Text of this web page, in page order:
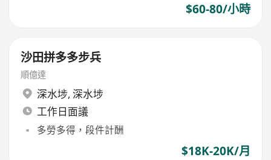
$60-80/小時
沙田拼多多步兵
順億達
深水埗, 深水埗
工作日面議
多勞多得，段件計酬
$18K-20K/月